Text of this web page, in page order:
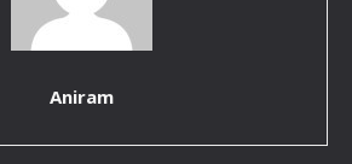
Aniram